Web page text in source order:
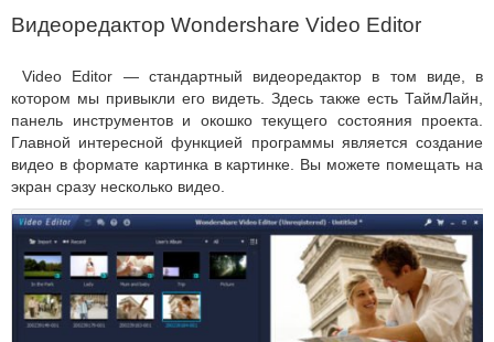
Видеоредактор Wondershare Video Editor
Video Editor — стандартный видеоредактор в том виде, в
котором мы привыкли его видеть. Здесь также есть ТаймЛайн,
панель инструментов и окошко текущего состояния проекта.
Главной интересной функцией программы является создание
видео в формате картинка в картинке. Вы можете помещать на
экран сразу несколько видео.